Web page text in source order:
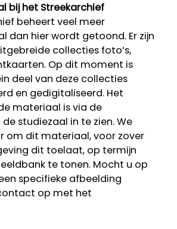
bij het Streekarchief
beheert veel meer
dan hier wordt getoond. Er zijn
collecties foto’s,
Op dit moment is
deel van deze collecties
en gedigitaliseerd. Het
materiaal is via de
studiezaal in te zien. We
om dit materiaal, voor zover
dit toelaat, op termijn
te tonen. Mocht u op
specifieke afbeelding
op met het